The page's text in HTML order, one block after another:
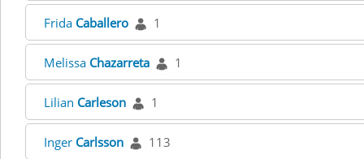
Frida Caballero 1
Melissa Chazarreta 1
Lilian Carleson 1
Inger Carlsson 113